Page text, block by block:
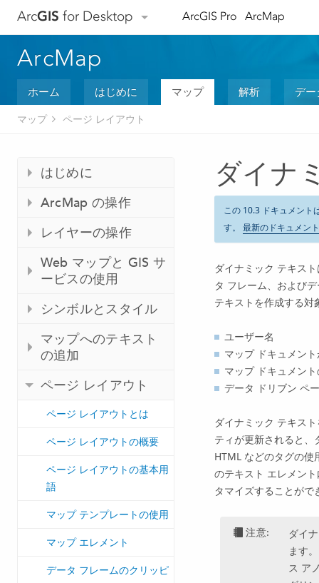
ArcGIS for Desktop ArcGIS Pro ArcMap
ArcMap
ホーム はじめに マップ 解析 デ
マップ ページ レイアウト
はじめに
ArcMap の操作
レイヤーの操作
Web マップと GIS サ
ービスの使用
シンボルとスタイル
マップへのテキスト
の追加
ページ レイアウト
ページ レイアウトとは
ページ レイアウトの概要
ページ レイアウトの基本用
語
マップ テンプレートの使用
マップ エレメント
データ フレームのクリッピ
ダイナ
この 10.3 ドキュメント
す。 最新のドキュメン
ダイナミック テキス
タ フレーム、および
テキストを作成する対
ユーザー名
マップ ドキュメン
マップ ドキュメン
データ ドリブン ペ
ダイナミック テキス
ティが更新されると
HTML などのタグの
のテキスト エレメン
タマイズすることがで
注意:
ダイ
ます
ス ア